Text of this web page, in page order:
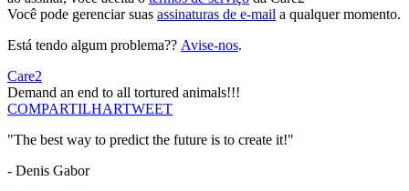
Você pode gerenciar suas assinaturas de e-mail a qualquer momento.
Está tendo algum problema?? Avise-nos.
Care2
Demand an end to all tortured animals!!!
COMPARTILHARTWEET
"The best way to predict the future is to create it!"
- Denis Gabor